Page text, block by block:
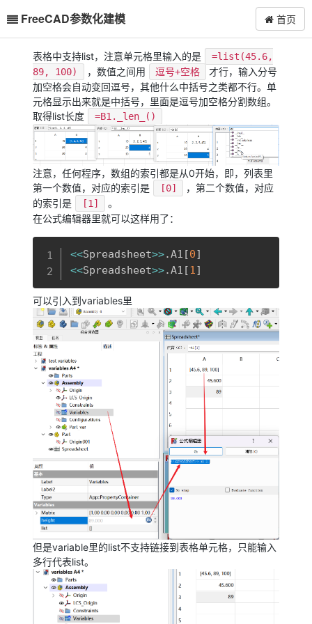
FreeCAD参数化建模 首页
表格中支持list，注意单元格里输入的是
=list(45.6,
89, 100)
，数值之间用 逗号+空格
才行，输入分号
加空格会自动变回逗号，其他什么中括号之类都不行。单
元格显示出来就是中括号，里面是逗号加空格分割数组。
取得list长度
=B1._len_()
注意，任何程序，数组的索引都是从0开始，即，列表里
第一个数值，对应的索引是
[0]
，第二个数值，对应
的索引是
[1]
。
在公式编辑器里就可以这样用了：
<<Spreadsheet>>.A1 [0]
<<Spreadsheet>>.A1 [1]
可以引入到variables里
但是variable里的list不支持链接到表格单元格，只能输入
多行代表list。